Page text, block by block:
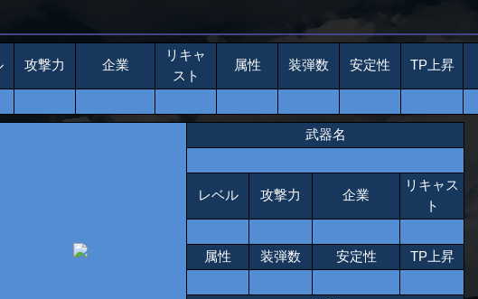
攻撃力 企業
リキャ
スト
属性 装弾数 安定性 TP上昇
武器名
レベル 攻撃力 企業
リキャス
ト
属性 装弾数 安定性 TP上昇